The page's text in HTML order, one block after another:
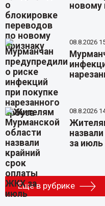
новому
08.8.2026
08.8.2026
за июль
Еще в рубрике